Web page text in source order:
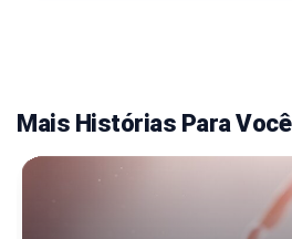
Mais Histórias Para Você